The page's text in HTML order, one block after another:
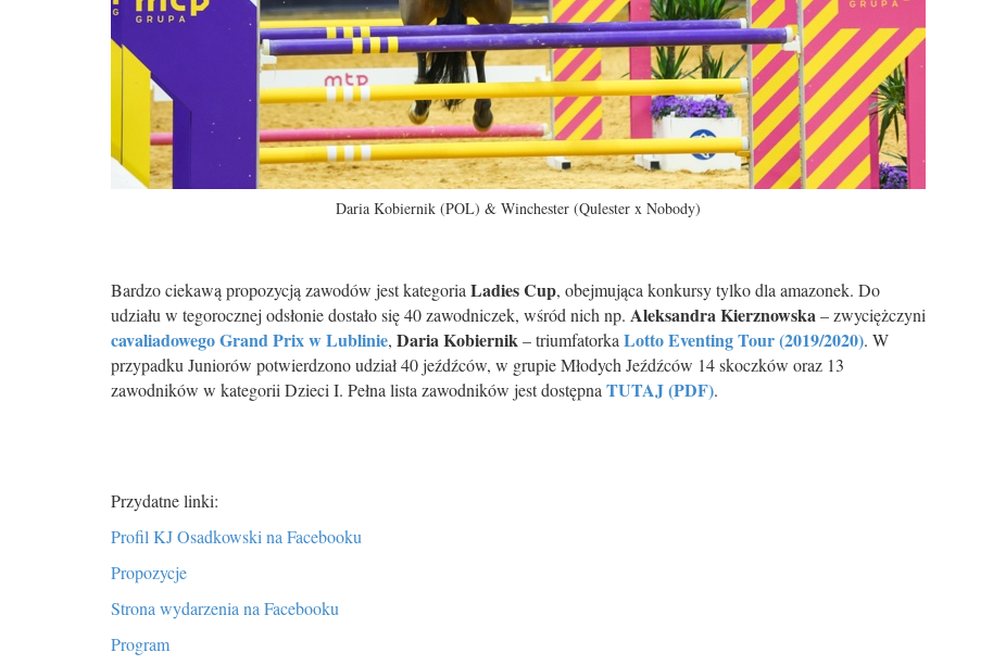
Daria Kobiernik (POL) & Winchester (Qulester x Nobody)
Bardzo ciekawą propozycją zawodów jest kategoria Ladies Cup, obejmująca konkursy tylko dla amazonek. Do
udziału w tegorocznej odsłonie dostało się 40 zawodniczek, wśród nich np. Aleksandra Kierznowska– zwyciężczyni
cavaliadowego Grand Prix w Lublinie, Daria Kobiernik– triumfatorka Lotto Eventing Tour (2019/2020). W
przypadku Juniorów potwierdzono udział 40 jeźdźców, w grupie Młodych Jeźdźców 14 skoczków oraz 13
zawodników w kategorii Dzieci I. Pełna lista zawodników jest dostępna TUTAJ (PDF).
Przydatne linki:
Profil KJ Osadkowski na Facebooku
Propozycje
Strona wydarzenia na Facebooku
Program